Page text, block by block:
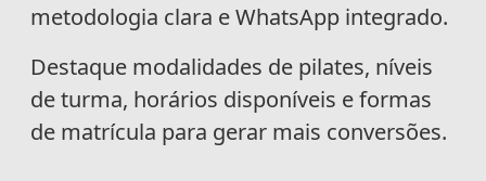
metodologia clara e WhatsApp integrado.
Destaque modalidades de pilates, níveis
de turma, horários disponíveis e formas
de matrícula para gerar mais conversões.